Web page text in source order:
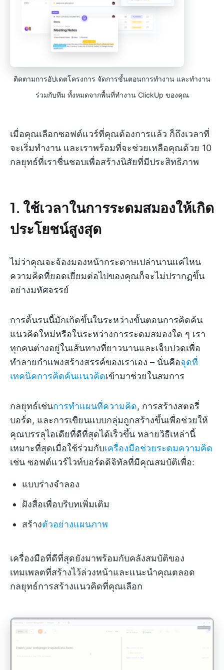
ติดตามการอัปเดตโครงการ จัดการขั้นตอนการทำงาน และทำงาน
ร่วมกับทีม ทั้งหมดจากพื้นที่ทำงาน ClickUp ของคุณ
เมื่อคุณเลือกซอฟต์แวร์ที่คุณต้องการแล้ว ก็ถึงเวลาที่
จะเริ่มทำงาน และเราพร้อมที่จะช่วยเหลือคุณด้วย 10
กลยุทธ์ที่เราชื่นชอบเพื่อสร้างนิสัยที่มีประสิทธิภาพ
1. ใช้เวลาในการระดมสมองให้เกิด
ประโยชน์สูงสุด
ไม่ว่าคุณจะจ้องมองหน้ากระดาษเปล่านานแค่ไหน
ความคิดที่ยอดเยี่ยมต่อไปของคุณก็จะไม่ปรากฏขึ้น
อย่างมหัศจรรย์
การดิ้นรนนี้มักเกิดขึ้นในระหว่างขั้นตอนการคิดค้น
แนวคิดใหม่หรือในระหว่างการระดมสมองใด ๆ เรา
ทุกคนต่างอยู่ในเส้นทางที่ยาวนานและเจ็บปวดเพื่อ
ทำลายกำแพงสร้างสรรค์ของเราเอง – นั่นคือจุดที่
เทคนิคการคิดค้นแนวคิดเข้ามาช่วยในสมการ
กลยุทธ์เช่นการทำแผนที่ความคิด, การสร้างสตอรี่
บอร์ด, และการเขียนแบบกลุ่มถูกสร้างขึ้นเพื่อช่วยให้
คุณบรรลุไอเดียที่ดีที่สุดได้เร็วขึ้น หลายวิธีเหล่านี้
เหมาะที่สุดเมื่อใช้ร่วมกับเครื่องมือช่วยระดมความคิด
เช่น ซอฟต์แวร์ไวท์บอร์ดดิจิทัลที่มีคุณสมบัติเพื่อ:
แบบร่างจำลอง
ฝังสื่อเพื่อบริบทเพิ่มเติม
สร้างตัวอย่างแผนภาพ
เครื่องมือที่ดีที่สุดยังมาพร้อมกับคลังสมบัติของ
เทมเพลตที่สร้างไว้ล่วงหน้าและแนะนำคุณตลอด
กลยุทธ์การสร้างแนวคิดที่คุณเลือก